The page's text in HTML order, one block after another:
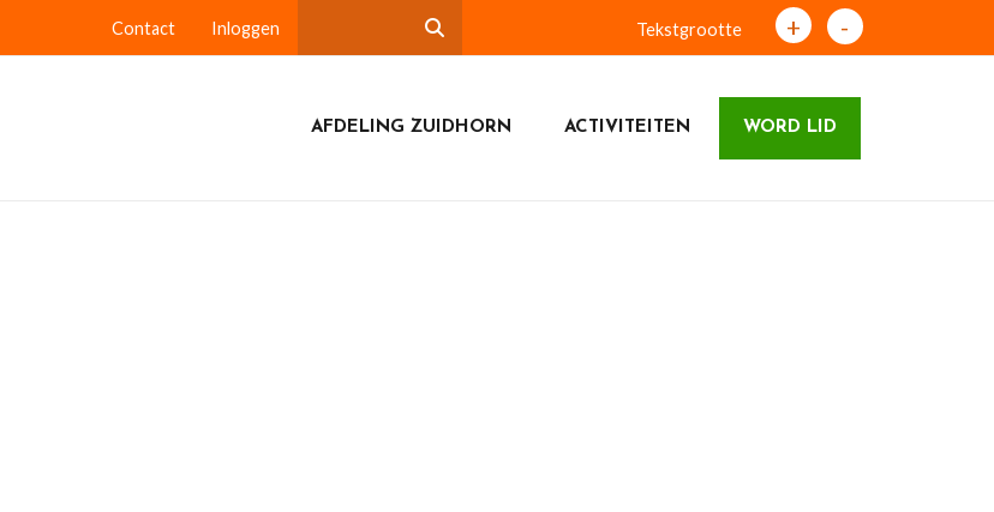
Contact Inloggen Tekstgrootte + -
AFDELING ZUIDHORN ACTIVITEITEN WORD LID